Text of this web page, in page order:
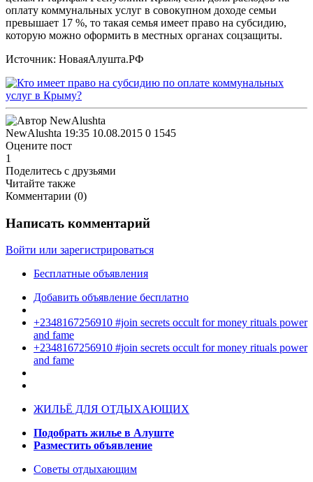
оплату коммунальных услуг в совокупном доходе семьи
превышает 17 %, то такая семья имеет право на субсидию,
которую можно оформить в местных органах соцзащиты.
Источник: НоваяАлушта.РФ
NewAlushta 19:35 10.08.2015 0 1545
Оцените пост
1
Поделитесь с друзьями
Читайте также
Комментарии (0)
Написать комментарий
Войти или зарегистрироваться
Бесплатные объявления
Добавить объявление бесплатно
+2348167256910 #join secrets occult for money rituals power
and fame
+2348167256910 #join secrets occult for money rituals power
and fame
ЖИЛЬЁ ДЛЯ ОТДЫХАЮЩИХ
Подобрать жилье в Алуште
Разместить объявление
Советы отдыхающим